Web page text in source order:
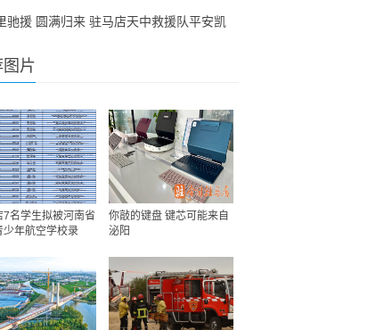
驰援 圆满归来 驻马店天中救援队平安凯
片
7名学生拟被河南省
少年航空学校录
你敲的键盘 键芯可能来自
泌阳